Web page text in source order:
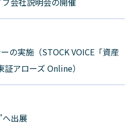
の実施（STOCK VOICE「資産
アローズ Online）
へ出展